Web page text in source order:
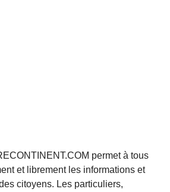
permet à tous
et librement les informations et
citoyens. Les particuliers,